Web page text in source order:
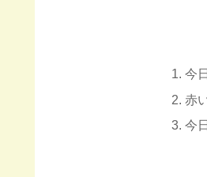
今
赤
今